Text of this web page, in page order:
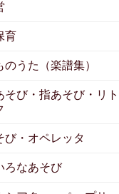
育
のうた（楽譜集）
そび・指あそび・リト
び・オペレッタ
ろなあそび